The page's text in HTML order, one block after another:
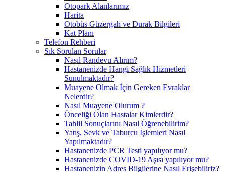
Otopark Alanlarımız
Harita
Otobüs Güzergah ve Durak Bilgileri
Kat Planı
Telefon Rehberi
Sık Sorulan Sorular
Nasıl Randevu Alırım?
Hastanenizde Hangi Sağlık Hizmetleri
Sunulmaktadır?
Muayene Olmak İçin Gereken Evraklar
Nelerdir?
Nasıl Muayene Olurum ?
Önceliği Olan Hastalar Kimlerdir?
Tahlil Sonuçlarını Nasıl Öğrenebilirim?
Yatış, Sevk ve Taburcu İşlemleri Nasıl
Yapılmaktadır?
Hastanenizde PCR Testi yapılıyor mu?
Hastanenizde COVID-19 Aşısı yapılıyor mu?
Hastanenizin Adres Bilgilerine Nasıl Erişebiliriz?